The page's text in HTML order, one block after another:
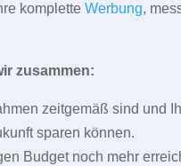
kompletteWerbung,
zusammen:
zeitgemäß sind und
sparen können.
Budget noch mehr